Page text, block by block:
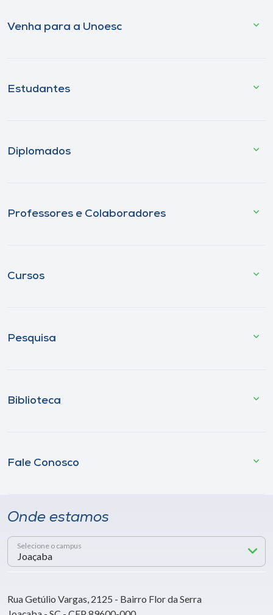
Venha para a Unoesc
Estudantes
Diplomados
Professores e Colaboradores
Cursos
Pesquisa
Biblioteca
Fale Conosco
Onde estamos
Selecione o campus
Rua Getúlio Vargas, 2125 - Bairro Flor da Serra